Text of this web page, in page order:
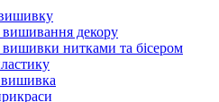
декору
нитками та бісером